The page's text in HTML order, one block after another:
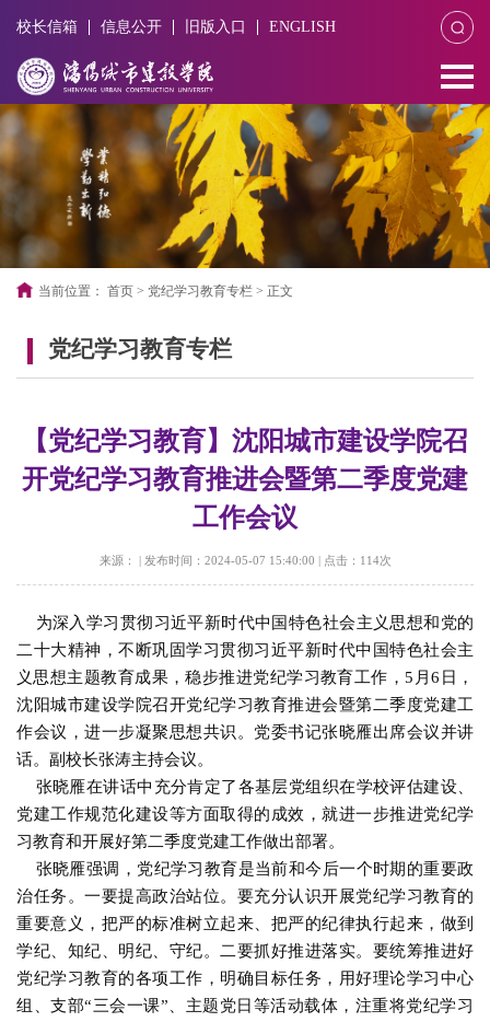
校长信箱 信息公开 旧版入口 ENGLISH
党纪学习教育专栏
当前位置： 首页> 党纪学习教育专栏> 正文
【党纪学习教育】沈阳城市建设学院召
开党纪学习教育推进会暨第二季度党建
工作会议
来源： | 发布时间：2024-05-07 15:40:00 | 点击： 114次
为深入学习贯彻习近平新时代中国特色社会主义思想和党的
二十大精神，不断巩固学习贯彻习近平新时代中国特色社会主
义思想主题教育成果，稳步推进党纪学习教育工作，5月6日，
沈阳城市建设学院召开党纪学习教育推进会暨第二季度党建工
作会议，进一步凝聚思想共识。党委书记张晓雁出席会议并讲
话。副校长张涛主持会议。
张晓雁在讲话中充分肯定了各基层党组织在学校评估建设、
党建工作规范化建设等方面取得的成效，就进一步推进党纪学
习教育和开展好第二季度党建工作做出部署。
张晓雁强调，党纪学习教育是当前和今后一个时期的重要政
治任务。一要提高政治站位。要充分认识开展党纪学习教育的
重要意义，把严的标准树立起来、把严的纪律执行起来，做到
学纪、知纪、明纪、守纪。二要抓好推进落实。要统筹推进好
党纪学习教育的各项工作，明确目标任务，用好理论学习中心
组、支部“三会一课”、主题党日等活动载体，注重将党纪学习